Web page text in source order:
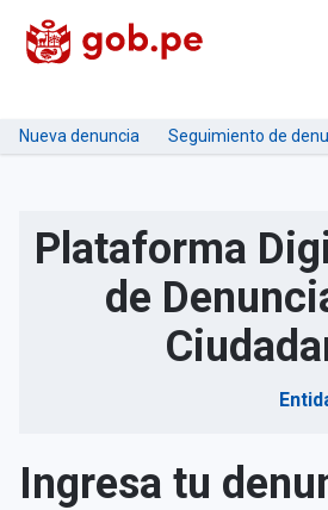
Nueva denuncia Seguimiento de
Plataforma
de
Ingresa tu